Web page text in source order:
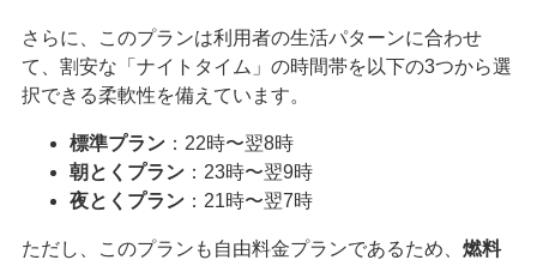
さらに、このプランは利用者の生活パターンに合わせ
て、割安な「ナイトタイム」の時間帯を以下の3つから選
択できる柔軟性を備えています。
標準プラン：22時〜翌8時
朝とくプラン：23時〜翌9時
夜とくプラン：21時〜翌7時
ただし、このプランも自由料金プランであるため、 燃料